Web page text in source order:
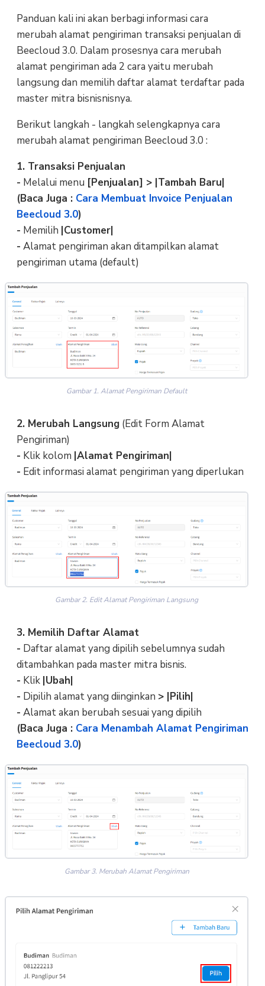
Panduan kali ini akan berbagi informasi cara
merubah alamat pengiriman transaksi penjualan di
Beecloud 3.0. Dalam prosesnya cara merubah
alamat pengiriman ada 2 cara yaitu merubah
langsung dan memilih daftar alamat terdaftar pada
master mitra bisnisnisnya.
Berikut langkah - langkah selengkapnya cara
merubah alamat pengiriman Beecloud 3.0 :
1. Transaksi Penjualan
- Melalui menu [Penjualan] > |Tambah Baru|
(Baca Juga : Cara Membuat Invoice Penjualan
Beecloud 3.0)
- Memilih |Customer|
- Alamat pengiriman akan ditampilkan alamat
pengiriman utama (default)
Gambar 1. Alamat Pengiriman Default
2. Merubah Langsung(Edit Form Alamat
Pengiriman)
- Klik kolom |Alamat Pengiriman|
- Edit informasi alamat pengiriman yang diperlukan
Gambar 2. Edit Alamat Pengiriman Langsung
3. Memilih Daftar Alamat
- Daftar alamat yang dipilih sebelumnya sudah
ditambahkan pada master mitra bisnis.
- Klik |Ubah|
- Dipilih alamat yang diinginkan > |Pilih|
- Alamat akan berubah sesuai yang dipilih
(Baca Juga : Cara Menambah Alamat Pengiriman
Beecloud 3.0)
Gambar 3. Merubah Alamat Pengiriman